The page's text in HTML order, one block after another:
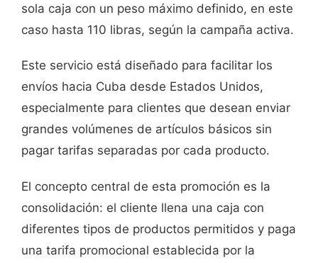
sola caja con un peso máximo definido, en este
caso hasta 110 libras, según la campaña activa.
Este servicio está diseñado para facilitar los
envíos hacia Cuba desde Estados Unidos,
especialmente para clientes que desean enviar
grandes volúmenes de artículos básicos sin
pagar tarifas separadas por cada producto.
El concepto central de esta promoción es la
consolidación: el cliente llena una caja con
diferentes tipos de productos permitidos y paga
una tarifa promocional establecida por la